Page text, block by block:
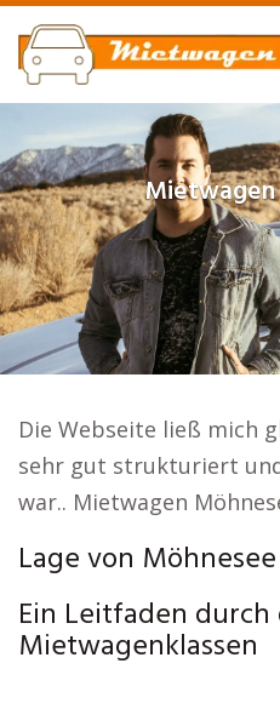
Skip
to
main
content
Mietwagen
Die Webseite ließ mich
sehr gut strukturiert
war.. Mietwagen
Lage von Möhnesee
Ein Leitfaden
Mietwagenklassen